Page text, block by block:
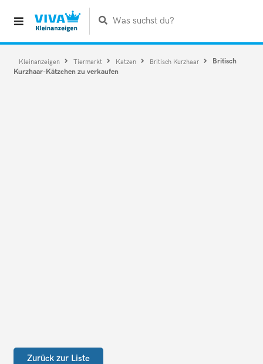
Was suchst du?
Kleinanzeigen Tiermarkt Katzen Britisch Kurzhaar
Britisch
Kurzhaar-Kätzchen zu verkaufen
Zurück zur Liste